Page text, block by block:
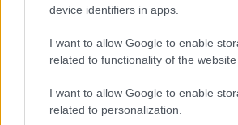
device identifiers in apps.
I want to allow Google to enable
related to functionality of the website
I want to allow Google to enable
related to personalization.
προσωπικών δεδομένων, η
Για το περιστατικό, ο
Γιώργος Πιτσιλής διέταξε τη
κατεπείγουσας Ένορκης